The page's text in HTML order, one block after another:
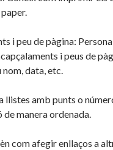
i peu de pàgina:
i peus de
data, etc.
llistes amb punts o
manera ordenada.
com afegir enllaços a